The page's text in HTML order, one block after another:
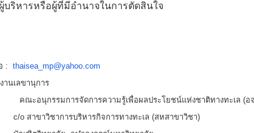
ผู้บริหารหรือผู้ที่มีอำนาจในการตัดสินใจ
: thaisea_mp@yahoo.com
เลขานุการ
รมการจัดการความรู้เพื่อผลประโยชน์แห่งชาติทางทะเล (อจ
c/o สาขาวิชาการบริหารกิจการทางทะเล (สหสาขาวิชา)